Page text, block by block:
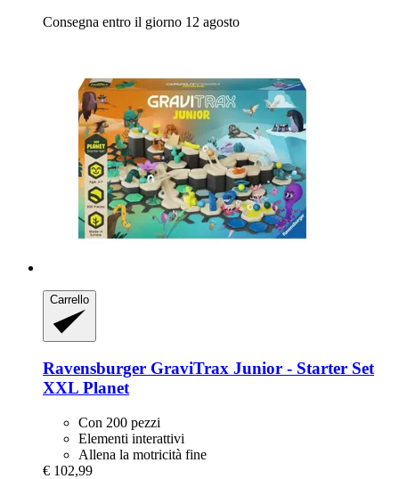
Consegna entro il giorno 12 agosto
Carrello
Ravensburger GraviTrax Junior -​ Starter Set
XXL Planet
Con 200 pezzi
Elementi interattivi
Allena la motricità fine
€ 102,99